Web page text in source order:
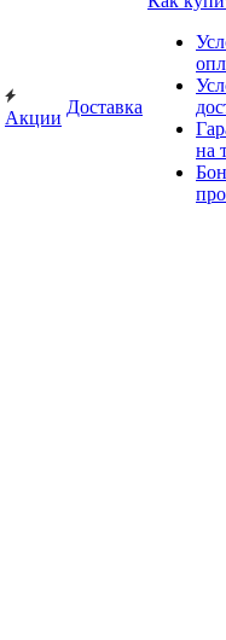
Акции
Доставка
на